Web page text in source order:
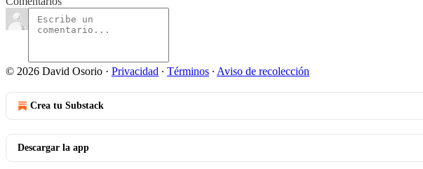
© 2026 David Osorio · Privacidad ∙ Términos ∙ Aviso de recolección
Crea tu Substack
Descargar la app